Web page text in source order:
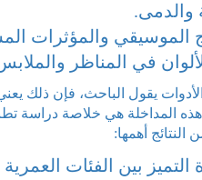
والدمى.
الموسيقي والمؤثرات
في المناظر
يقول الباحث، فإن ذلك
المداخلة هي خلاصة دراسة
أهمها:
بين الفئات العمرية